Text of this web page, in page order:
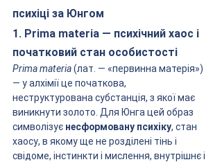
психіці за Юнгом
1. Prima materia — психічний хаос і
початковий стан особистості
Prima materia (лат. — «первинна матерія»)
— у алхімії це початкова,
неструктурована субстанція, з якої має
виникнути золото. Для Юнга цей образ
символізує несформовану психіку, стан
хаосу, в якому ще не розділені тінь і
свідоме, інстинкти і мислення, внутрішнє і